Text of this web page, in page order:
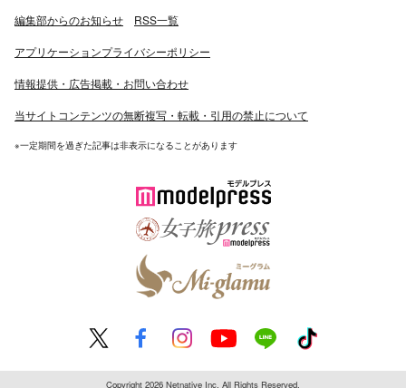
編集部からのお知らせ RSS一覧
アプリケーションプライバシーポリシー
情報提供・広告掲載・お問い合わせ
当サイトコンテンツの無断複写・転載・引用の禁止について
※一定期間を過ぎた記事は非表示になることがあります
Copyright 2026 Netnative Inc. All Rights Reserved.